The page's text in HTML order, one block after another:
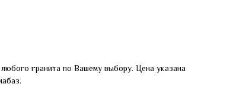
гранита по Вашему выбору. Цена указана